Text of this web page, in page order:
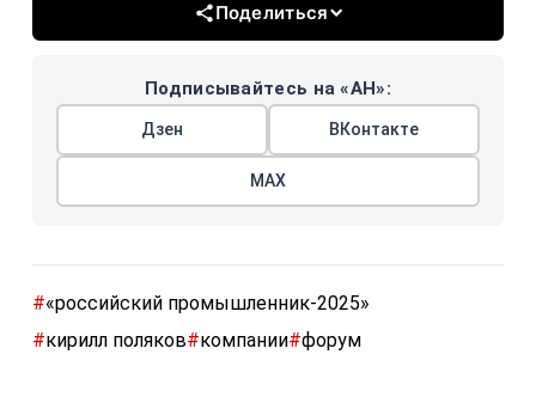
Поделиться
Подписывайтесь на «АН»:
Дзен ВКонтакте
МАХ
#«российский промышленник-2025»
#кирилл поляков#компании#форум